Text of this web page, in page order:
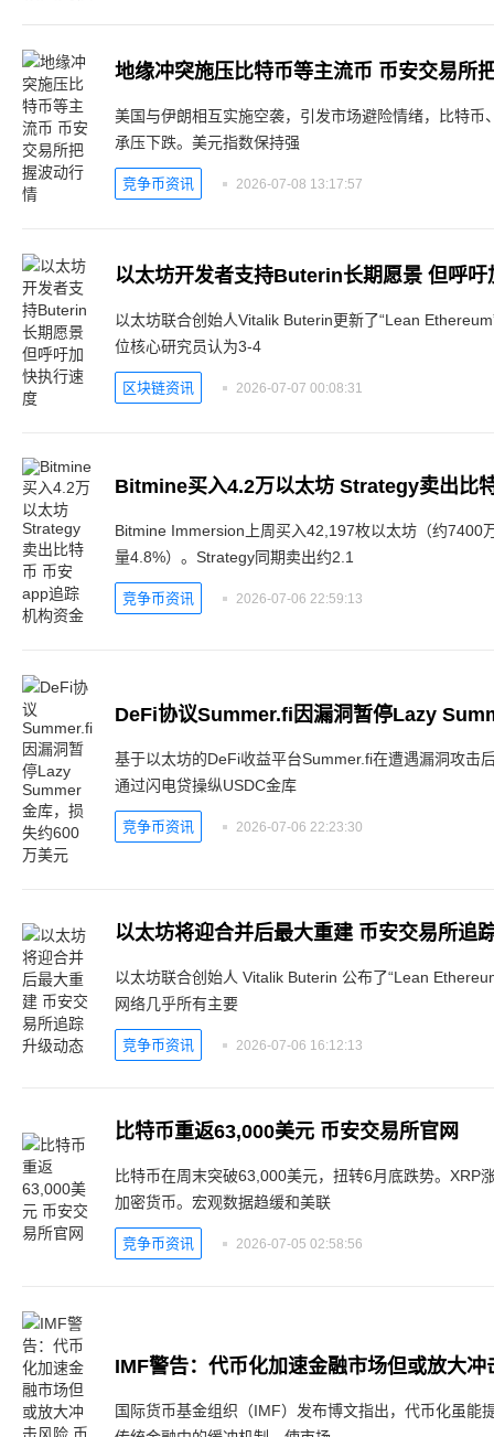
地缘冲突施压比特币等主流币 币安交易所
美国与伊朗相互实施空袭，引发市场避险情绪，比特币
承压下跌。美元指数保持强
竞争币资讯 2026-07-08 13:17:57
以太坊开发者支持Buterin长期愿景 但呼吁
以太坊联合创始人Vitalik Buterin更新了“Lean
位核心研究员认为3-4
区块链资讯 2026-07-07 00:08:31
Bitmine买入4.2万以太坊 Strategy卖出比
Bitmine Immersion上周买入42,197枚以太坊（约7400
量4.8%）。Strategy同期卖出约2.1
竞争币资讯 2026-07-06 22:59:13
DeFi协议Summer.fi因漏洞暂停Lazy
基于以太坊的DeFi收益平台Summer.fi在遭遇漏洞攻击
通过闪电贷操纵USDC金库
竞争币资讯 2026-07-06 22:23:30
以太坊将迎合并后最大重建 币安交易所追
以太坊联合创始人 Vitalik Buterin 公布了“Lean
网络几乎所有主要
竞争币资讯 2026-07-06 16:12:13
比特币重返63,000美元 币安交易所官网
比特币在周末突破63,000美元，扭转6月底跌势。XRP
加密货币。宏观数据趋缓和美联
竞争币资讯 2026-07-05 02:58:56
国际货币基金组织（IMF）发布博文指出，代币化虽能